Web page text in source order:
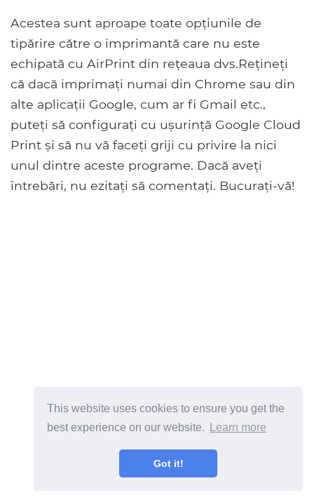
This website uses cookies to ensure you get the
best experience on our website.
Learn more
Got it!
Acestea sunt aproape toate opțiunile de
tipărire către o imprimantă care nu este
echipată cu AirPrint din rețeaua dvs.Rețineți
că dacă imprimați numai din Chrome sau din
alte aplicații Google, cum ar fi Gmail etc.,
puteți să configurați cu ușurință Google Cloud
Print și să nu vă faceți griji cu privire la nici
unul dintre aceste programe. Dacă aveți
întrebări, nu ezitați să comentați. Bucurați-vă!
ad